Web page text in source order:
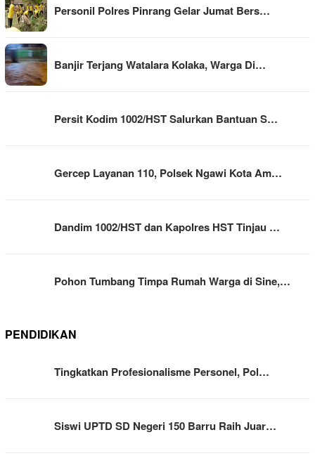
Personil Polres Pinrang Gelar Jumat Bers…
Banjir Terjang Watalara Kolaka, Warga Di…
Persit Kodim 1002/HST Salurkan Bantuan S…
Gercep Layanan 110, Polsek Ngawi Kota Am…
Dandim 1002/HST dan Kapolres HST Tinjau …
Pohon Tumbang Timpa Rumah Warga di Sine,…
PENDIDIKAN
Tingkatkan Profesionalisme Personel, Pol…
Siswi UPTD SD Negeri 150 Barru Raih Juar…